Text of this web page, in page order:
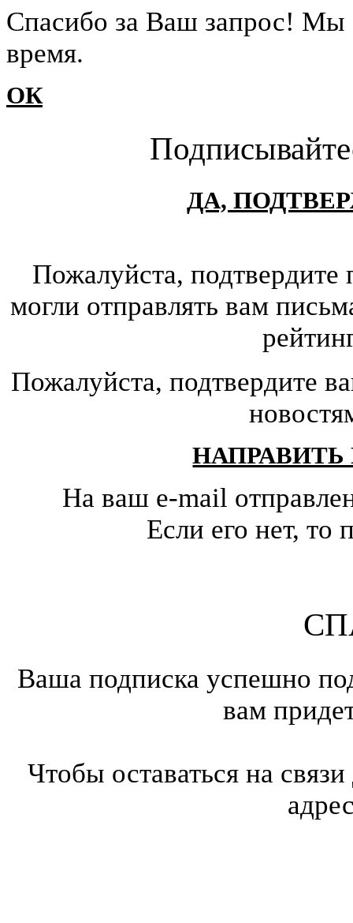
Cпасибо за Ваш запрос!
время.
ОК
ДА,
Пожалуйста,
могли отправлять вам
Пожалуйста, подтвердите
На ваш e-mail
Если его нет,
Ваша подписка успешно
вам
Чтобы оставаться на